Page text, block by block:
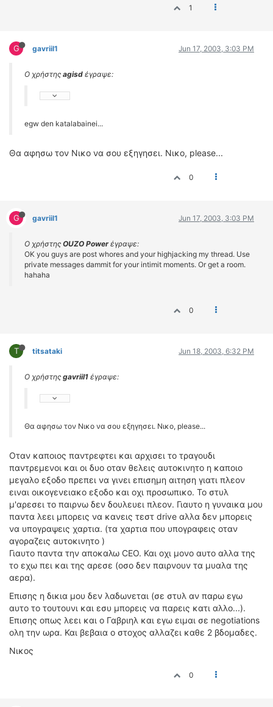
1
G gavriil1 Jun 17, 2003, 3:03 PM
Ο χρήστης agisd έγραψε:
egw den katalabainei...
Θα αφησω τον Νικο να σου εξηγησει. Νικο, please...
0
G gavriil1 Jun 17, 2003, 3:03 PM
Ο χρήστης OUZO Power έγραψε:
OK you guys are post whores and your highjacking my thread. Use
private messages dammit for your intimit moments. Or get a room.
hahaha
0
T titsataki Jun 18, 2003, 6:32 PM
Ο χρήστης gavriil1 έγραψε:
Θα αφησω τον Νικο να σου εξηγησει. Νικο, please...
Οταν καποιος παντρεφτει και αρχισει το τραγουδι
παντρεμενοι και οι δυο οταν θελεις αυτοκινητο η καποιο
μεγαλο εξοδο πρεπει να γινει επισημη αιτηση γιατι πλεον
ειναι οικογενειακο εξοδο και οχι προσωπικο. Το στυλ
μ'αρεσει το παιρνω δεν δουλευει πλεον. Γιαυτο η γυναικα μου
παντα λεει μπορεις να κανεις τεστ drive αλλα δεν μπορεις
να υπογραψεις χαρτια. (τα χαρτια που υπογραφεις οταν
αγοραζεις αυτοκινητο )
Γιαυτο παντα την αποκαλω CEO. Και οχι μονο αυτο αλλα της
το εχω πει και της αρεσε (οσο δεν παιρνουν τα μυαλα της
αερα).
Επισης η δικια μου δεν λαδωνεται (σε στυλ αν παρω εγω
αυτο το τουτουνι και εσυ μπορεις να παρεις κατι αλλο...).
Επισης οπως λεει και ο Γαβριηλ και εγω ειμαι σε negotiations
ολη την ωρα. Και βεβαια o στοχος αλλαζει καθε 2 βδομαδες.
Νικος
0